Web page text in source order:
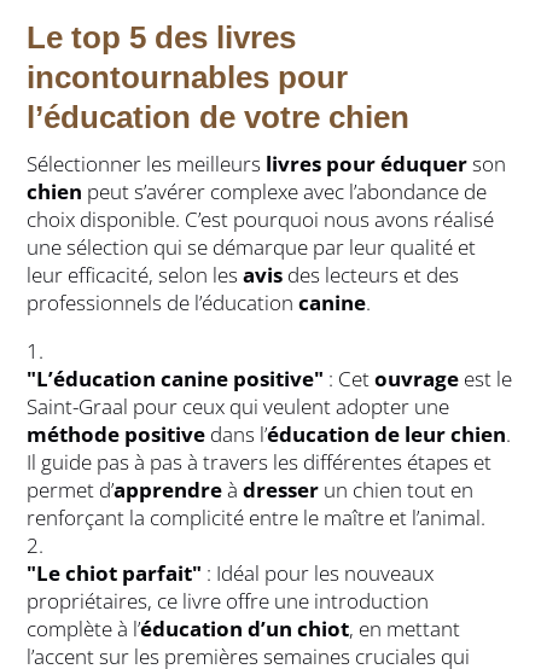
Le top 5 des livres
incontournables pour
l’éducation de votre chien
Sélectionner les meilleurs livres pour éduquerson
chien peut s’avérer complexe avec l’abondance de
choix disponible. C’est pourquoi nous avons réalisé
une sélection qui se démarque par leur qualité et
leur efficacité, selon lesavis des lecteurs et des
professionnels de l’éducationcanine.
"L’éducation canine positive" : Cetouvrage est le
Saint-Graal pour ceux qui veulent adopter une
méthode positive dans l’éducation de leur chien.
Il guide pas à pas à travers les différentes étapes et
permet d’apprendreàdresser un chien tout en
renforçant la complicité entre le maître et l’animal.
"Le chiot parfait" : Idéal pour les nouveaux
propriétaires, ce livre offre une introduction
complète à l’éducation d’un chiot, en mettant
l’accent sur les premières semaines cruciales qui